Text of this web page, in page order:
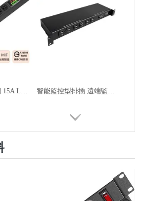
下潛式切換開關 15A LED數位型電流表 機櫃排插中繼線線 1U 8座 通過台規認證 智能監控型排插 遠端監控電流、電壓、溫度